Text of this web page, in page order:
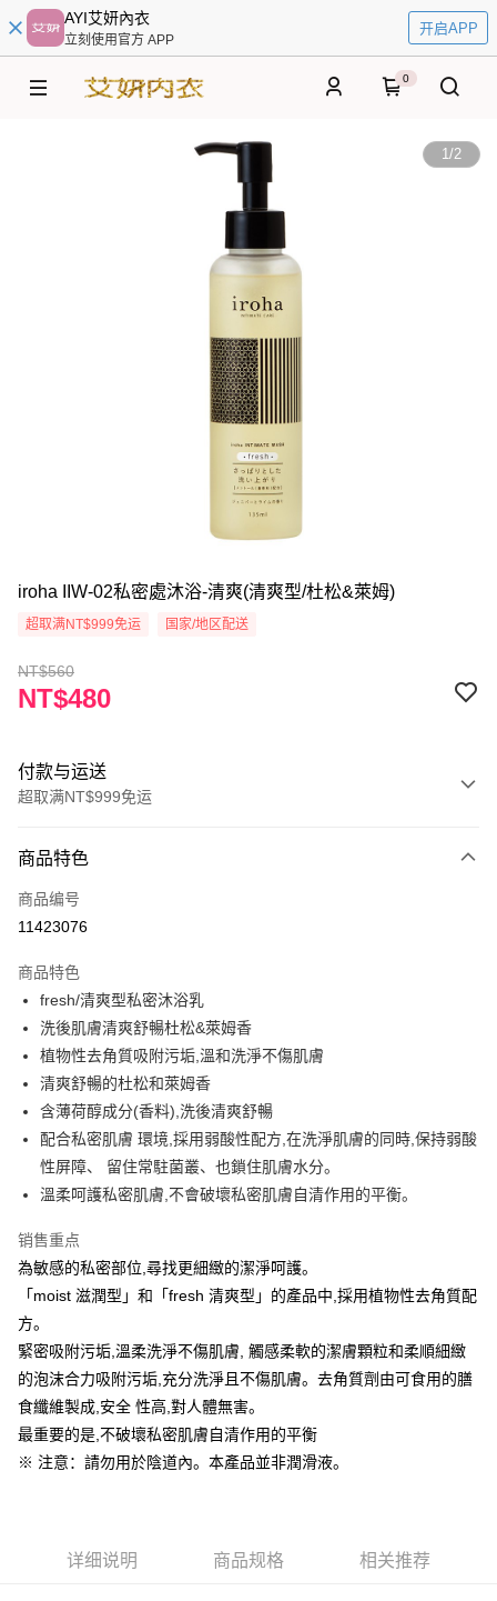
AYI艾妍內衣
立刻使用官方 APP
开启APP
0
1/2
iroha IIW-02私密處沐浴-清爽(清爽型/杜松&萊姆)
超取满NT$999免运 国家/地区配送
NT$560
NT$480
付款与运送
超取满NT$999免运
信用卡一次付款
超商取货付款
ATM付款
运送方式
全家取貨付款
每笔NT$60，满NT$999(含以上)免运费
付款後全家取貨
每笔NT$60，满NT$999(含以上)免运费
每笔NT$60，满NT$999(含以上)免运费
付款後7-11取貨
每笔NT$60，满NT$999(含以上)免运费
宅配-新竹貨運
每笔NT$80，满NT$999(含以上)免运费
國際順豐速運
商品特色
商品编号
11423076
商品特色
fresh/清爽型私密沐浴乳
洗後肌膚清爽舒暢杜松&萊姆香
植物性去角質吸附污垢,溫和洗淨不傷肌膚
清爽舒暢的杜松和萊姆香
含薄荷醇成分(香料),洗後清爽舒暢
配合私密肌膚 環境,採用弱酸性配方,在洗淨肌膚的同時,保持弱酸
性屏障、 留住常駐菌叢、也鎖住肌膚水分。
溫柔呵護私密肌膚,不會破壞私密肌膚自清作用的平衡。
销售重点
為敏感的私密部位,尋找更細緻的潔淨呵護。
「moist 滋潤型」和「fresh 清爽型」的產品中,採用植物性去角質配
方。
緊密吸附污垢,溫柔洗淨不傷肌膚, 觸感柔軟的潔膚顆粒和柔順細緻
的泡沫合力吸附污垢,充分洗淨且不傷肌膚。去角質劑由可食用的膳
食纖維製成,安全 性高,對人體無害。
最重要的是,不破壞私密肌膚自清作用的平衡
※ 注意：請勿用於陰道內。本產品並非潤滑液。
详细说明 商品规格 相关推荐